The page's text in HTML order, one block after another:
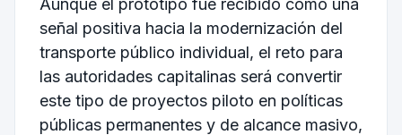
Aunque el prototipo fue recibido como una
señal positiva hacia la modernización del
transporte público individual, el reto para
las autoridades capitalinas será convertir
este tipo de proyectos piloto en políticas
públicas permanentes y de alcance masivo,